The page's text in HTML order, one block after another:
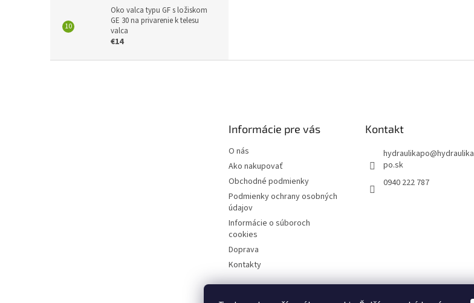
Oko valca typu GF s ložiskom
GE 30 na privarenie k telesu
valca
€14
Informácie pre vás
O nás
Ako nakupovať
Obchodné podmienky
Podmienky ochrany osobných
údajov
Informácie o súboroch
cookies
Doprava
Kontakty
Kontakt
hydraulikapo@hydraulika
po.sk
0940 222 787